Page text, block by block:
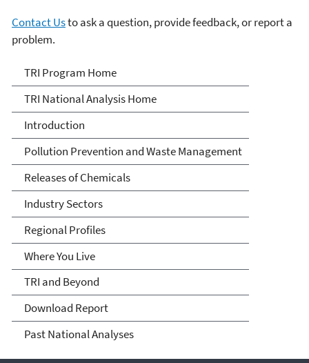
Contact Usto ask a question, provide feedback, or report a
problem.
TRI National Analysis
TRI Program Home
TRI National Analysis Home
Introduction
Pollution Prevention and Waste Management
Releases of Chemicals
Industry Sectors
Regional Profiles
Where You Live
TRI and Beyond
Download Report
Past National Analyses